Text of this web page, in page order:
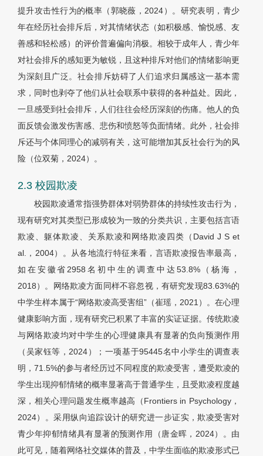
提升攻击性行为的概率（郭晓薇，2024）。研究表明，青少
年在经历社会排斥后，对其情绪状态（如积极感、愉悦感、友
善感和轻松感）的评价普遍偏向消极。相较于成年人，青少年
对社会排斥的感知更为敏锐，且这种排斥对他们的情绪影响更
为深刻且广泛。社会排斥妨碍了人们追求归属感这一基本需
求，同时也剥夺了他们从社会联系中获得的各种益处。因此，
一旦感受到社会排斥，人们往往会经历深刻的伤痛。他人的负
面反馈会激发伤害感、悲伤和愤怒等负面情绪。此外，社会排
斥还与个体同理心的减弱有关，这可能增加其反社会行为的风
险（位双菊，2024）。
2.3 校园欺凌
校园欺凌通常指强势群体对弱势群体的持续性攻击行为，
现有研究对其类型已形成较为一致的分类共识，主要包括言语
欺凌、躯体欺凌、关系欺凌和网络欺凌四类（David J S et
al.，2004）。从各地流行特征来看，言语欺凌报告率最高，
如在安徽省2958名初中生的调查中达53.8%（杨海，
2018）。网络欺凌方面同样不容忽视，有研究发现83.63%的
中学生样本属于“网络欺凌高受害组”（崔瑶，2021）。在心理
健康影响方面，现有研究已积累了丰富的实证证据。传统欺凌
与网络欺凌均对中学生的心理健康具有显著的负向预测作用
（吴家钰等，2024）；一项基于95445名中小学生的调查表
明，71.5%的参与者经历过不同程度的欺凌受害，遭受欺凌的
学生出现抑郁情绪的概率显著高于普通学生，且受欺凌程度越
深，相关心理问题发生概率越高（Frontiers in Psychology，
2024）。采用纵向追踪设计的研究进一步证实，欺凌受害对
青少年抑郁情绪具有显著的预测作用（唐金晖，2024）。由
此可见，随着网络社交媒体的普及，中学生面临的欺凌形式已